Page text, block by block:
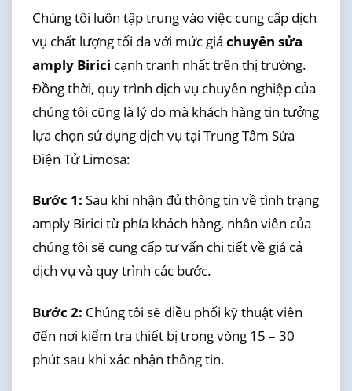
Chúng tôi luôn tập trung vào việc cung cấp dịch
vụ chất lượng tối đa với mức giá chuyên sửa
amply Birici cạnh tranh nhất trên thị trường.
Đồng thời, quy trình dịch vụ chuyên nghiệp của
chúng tôi cũng là lý do mà khách hàng tin tưởng
lựa chọn sử dụng dịch vụ tại Trung Tâm Sửa
Điện Tử Limosa:
Bước 1: Sau khi nhận đủ thông tin về tình trạng
amply Birici từ phía khách hàng, nhân viên của
chúng tôi sẽ cung cấp tư vấn chi tiết về giá cả
dịch vụ và quy trình các bước.
Bước 2: Chúng tôi sẽ điều phối kỹ thuật viên
đến nơi kiểm tra thiết bị trong vòng 15 – 30
phút sau khi xác nhận thông tin.